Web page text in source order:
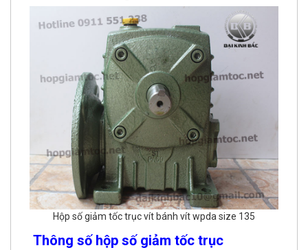
Hộp số giảm tốc trục vít bánh vít wpda size 135
Thông số hộp số giảm tốc trục